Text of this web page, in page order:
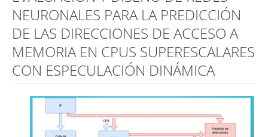
NEURONALES PARA LA PREDICCIÓN
DE LAS DIRECCIONES DE ACCESO A
MEMORIA EN CPUS SUPERESCALARES
CON ESPECULACIÓN DINÁMICA